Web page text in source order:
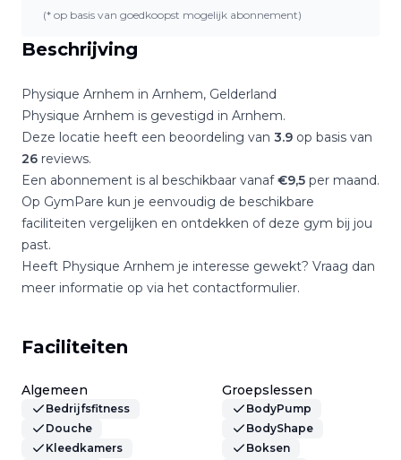
Beschrijving
Physique Arnhem in Arnhem, Gelderland
Physique Arnhem is gevestigd in Arnhem.
Deze locatie heeft een beoordeling van 3.9 op basis van
26 reviews.
Een abonnement is al beschikbaar vanaf€9,5 per maand.
Op GymPare kun je eenvoudig de beschikbare
faciliteiten vergelijken en ontdekken of deze gym bij jou
past.
Heeft Physique Arnhem je interesse gewekt? Vraag dan
meer informatie op via het contactformulier.
Faciliteiten
Algemeen
Bedrijfsfitness
Douche
Kleedkamers
Groepslessen
BodyPump
BodyShape
Boksen
(* op basis van goedkoopst mogelijk abonnement)